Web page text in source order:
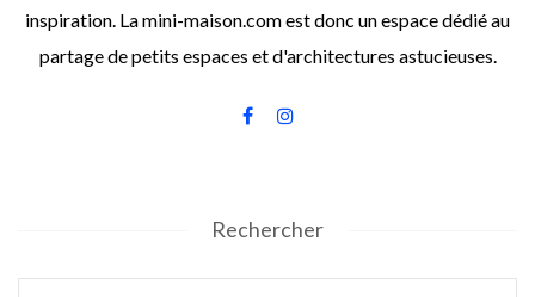
inspiration. La mini-maison.com est donc un espace dédié au
partage de petits espaces et d'architectures astucieuses.
Rechercher